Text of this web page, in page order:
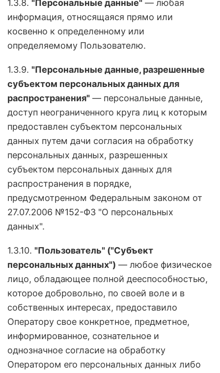
1.3.8. "Персональные данные" — любая
информация, относящаяся прямо или
косвенно к определенному или
определяемому Пользователю.
1.3.9. "Персональные данные, разрешенные
субъектом персональных данных для
распространения" — персональные данные,
доступ неограниченного круга лиц к которым
предоставлен субъектом персональных
данных путем дачи согласия на обработку
персональных данных, разрешенных
субъектом персональных данных для
распространения в порядке,
предусмотренном Федеральным законом от
27.07.2006 №152-ФЗ "О персональных
данных".
1.3.10. "Пользователь" ("Субъект
персональных данных") — любое физическое
лицо, обладающее полной дееспособностью,
которое добровольно, по своей воле и в
собственных интересах, предоставило
Оператору свое конкретное, предметное,
информированное, сознательное и
однозначное согласие на обработку
Оператором его персональных данных либо